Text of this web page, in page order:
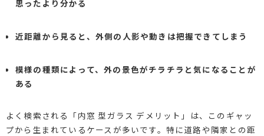
思ったより分かる
近距離から見ると、外側の人影や動きは把握できてしまう
模様の種類によって、外の景色がチラチラと気になることが
ある
よく検索される「内窓 型ガラス デメリット」は、このギャッ
プから生まれているケースが多いです。特に道路や隣家との距